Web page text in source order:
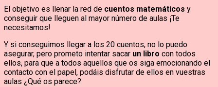
El objetivo es llenar la red de cuentos matemáticos y
conseguir que lleguen al mayor número de aulas ¡Te
necesitamos!
Y si conseguimos llegar a los 20 cuentos, no lo puedo
asegurar, pero prometo intentar sacar un libro con todos
ellos, para que a todos aquellos que os siga emocionando el
contacto con el papel, podáis disfrutar de ellos en vuestras
aulas ¿Qué os parece?